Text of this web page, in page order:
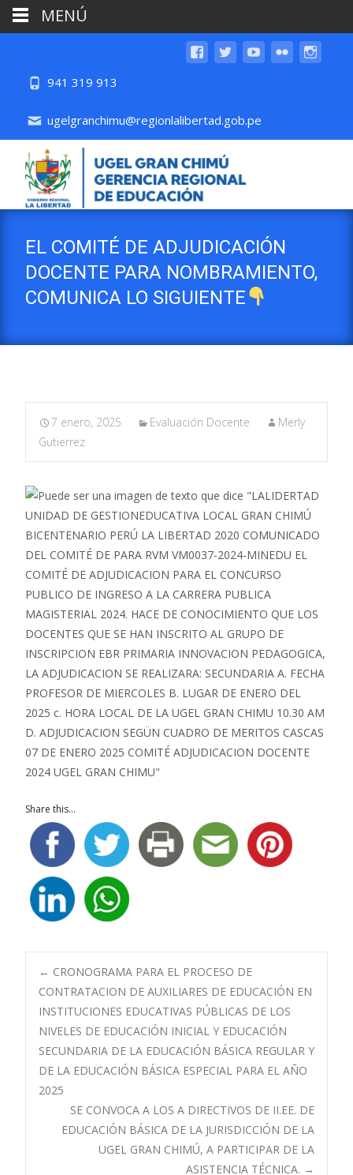
941 319 913
ugelgranchimu@regionlalibertad.gob.pe
EL COMITÉ DE ADJUDICACIÓN
DOCENTE PARA NOMBRAMIENTO,
COMUNICA LO SIGUIENTE
7 enero, 2025 Evaluación Docente
Merly
Gutierrez
Share this...
Navegación
de
entradas
← CRONOGRAMA PARA EL PROCESO DE
CONTRATACION DE AUXILIARES DE EDUCACIÓN EN
INSTITUCIONES EDUCATIVAS PÚBLICAS DE LOS
NIVELES DE EDUCACIÓN INICIAL Y EDUCACIÓN
SECUNDARIA DE LA EDUCACIÓN BÁSICA REGULAR Y
DE LA EDUCACIÓN BÁSICA ESPECIAL PARA EL AÑO
2025
SE CONVOCA A LOS A DIRECTIVOS DE II.EE. DE
EDUCACIÓN BÁSICA DE LA JURISDICCIÓN DE LA
UGEL GRAN CHIMÚ, A PARTICIPAR DE LA
ASISTENCIA TÉCNICA. →
MENÚ